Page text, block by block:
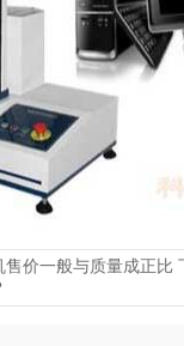
售价一般与质量成正比